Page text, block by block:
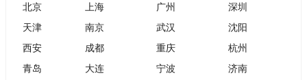
北京 上海 广州
深圳
天津
南京 武汉
沈阳
西安
成都 重庆
杭州
青岛
大连 宁波
济南